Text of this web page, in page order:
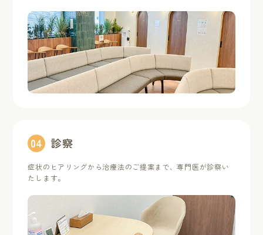
04 診察
症状のヒアリングから治療法のご提案まで、専門医が診察い
たします。